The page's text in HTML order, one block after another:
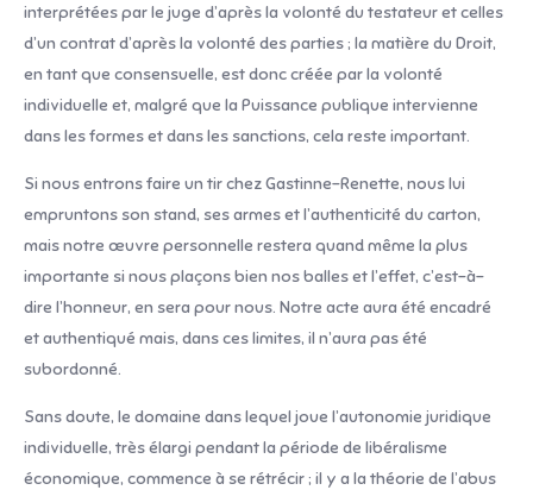
interprétées par le juge d’après la volonté du testateur et celles
d’un contrat d’après la volonté des parties ; la matière du Droit,
en tant que consensuelle, est donc créée par la volonté
individuelle et, malgré que la Puissance publique intervienne
dans les formes et dans les sanctions, cela reste important.
Si nous entrons faire un tir chez Gastinne-Renette, nous lui
empruntons son stand, ses armes et l’authen­ticité du carton,
mais notre œuvre personnelle restera quand même la plus
importante si nous plaçons bien nos balles et l’effet, c’est-à-
dire l’honneur, en sera pour nous. Notre acte aura été encadré
et authentiqué mais, dans ces limites, il n’aura pas été
subordonné.
Sans doute, le domaine dans lequel joue l’autonomie juridique
individuelle, très élargi pendant la période de libéralisme
économique, commence à se rétrécir ; il y a la théorie de l’abus